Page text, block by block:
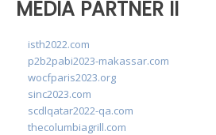
MEDIA PARTNER II
isth2022.com
p2b2pabi2023-makassar.com
wocfparis2023.org
sinc2023.com
scdlqatar2022-qa.com
thecolumbiagrill.com